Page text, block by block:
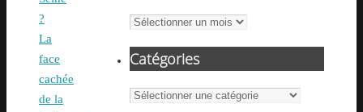
?
La
face
cachée
de la
Archives
Catégories
Catégories